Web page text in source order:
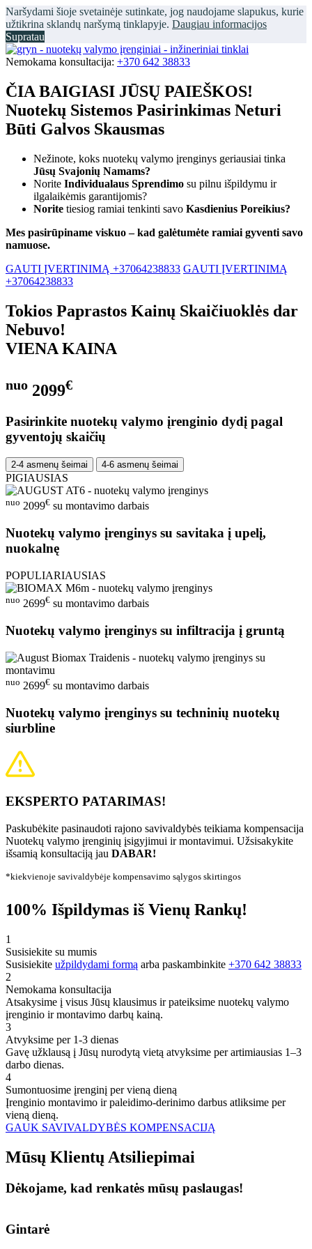
Naršydami šioje svetainėje sutinkate, jog naudojame slapukus, kurie
užtikrina sklandų naršymą tinklapyje. Daugiau informacijos
Supratau
Nemokama konsultacija: +370 642 38833
ČIA BAIGIASI JŪSŲ PAIEŠKOS!
Nuotekų Sistemos Pasirinkimas Neturi
Būti Galvos Skausmas
Nežinote, koks nuotekų valymo įrenginys geriausiai tinka
Jūsų Svajonių Namams?
Norite Individualaus Sprendimo su pilnu išpildymu ir
ilgalaikėmis garantijomis?
Norite tiesiog ramiai tenkinti savo Kasdienius Poreikius?
Mes pasirūpiname viskuo – kad galėtumėte ramiai gyventi savo
namuose.
GAUTI ĮVERTINIMĄ +37064238833 GAUTI ĮVERTINIMĄ
+37064238833
Tokios Paprastos Kainų Skaičiuoklės dar
Nebuvo!
VIENA KAINA
nuo 2099€
Pasirinkite nuotekų valymo įrenginio dydį pagal
gyventojų skaičių
2-4 asmenų šeimai 4-6 asmenų šeimai
PIGIAUSIAS
nuo 2099€ su montavimo darbais
Nuotekų valymo įrenginys su savitaka į upelį,
nuokalnę
POPULIARIAUSIAS
nuo 2699€ su montavimo darbais
Nuotekų valymo įrenginys su infiltracija į gruntą
nuo 2699€ su montavimo darbais
Nuotekų valymo įrenginys su techninių nuotekų
siurbline
EKSPERTO PATARIMAS!
Paskubėkite pasinaudoti rajono savivaldybės teikiama kompensacija
Nuotekų valymo įrenginių įsigyjimui ir montavimui. Užsisakykite
išsamią konsultaciją jau DABAR!
*kiekvienoje savivaldybėje kompensavimo sąlygos skirtingos
100% Išpildymas iš Vienų Rankų!
1
Susisiekite su mumis
Susisiekite užpildydami formą arba paskambinkite +370 642 38833
2
Nemokama konsultacija
Atsakysime į visus Jūsų klausimus ir pateiksime nuotekų valymo
įrenginio ir montavimo darbų kainą.
3
Atvyksime per 1-3 dienas
Gavę užklausą į Jūsų nurodytą vietą atvyksime per artimiausias 1–3
darbo dienas.
4
Sumontuosime įrenginį per vieną dieną
Įrenginio montavimo ir paleidimo-derinimo darbus atliksime per
vieną dieną.
GAUK SAVIVALDYBĖS KOMPENSACIJĄ
Mūsų Klientų Atsiliepimai
Dėkojame, kad renkatės mūsų paslaugas!
Gintarė